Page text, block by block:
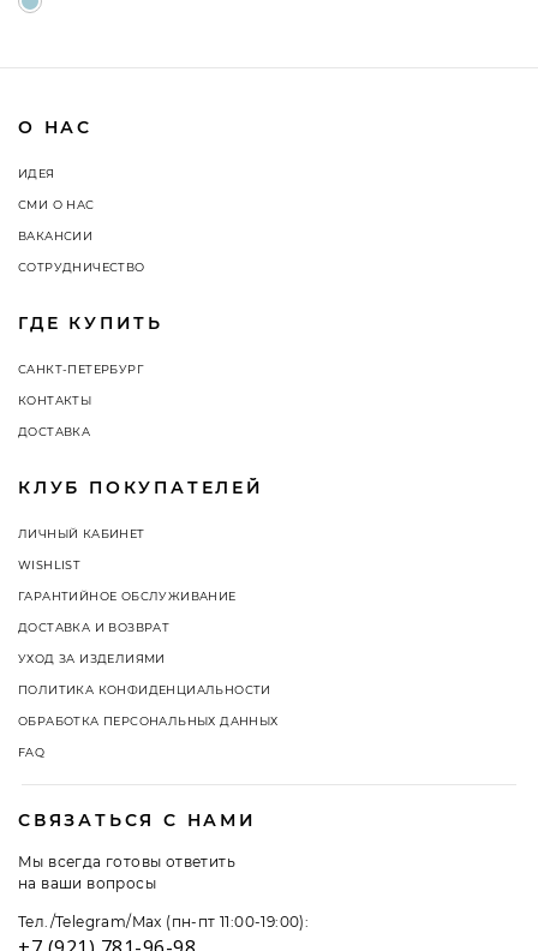
О НАС
ИДЕЯ
СМИ О НАС
ВАКАНСИИ
СОТРУДНИЧЕСТВО
ГДЕ КУПИТЬ
САНКТ-ПЕТЕРБУРГ
КОНТАКТЫ
ДОСТАВКА
КЛУБ ПОКУПАТЕЛЕЙ
ЛИЧНЫЙ КАБИНЕТ
WISHLIST
ГАРАНТИЙНОЕ ОБСЛУЖИВАНИЕ
ДОСТАВКА И ВОЗВРАТ
УХОД ЗА ИЗДЕЛИЯМИ
ПОЛИТИКА КОНФИДЕНЦИАЛЬНОСТИ
ОБРАБОТКА ПЕРСОНАЛЬНЫХ ДАННЫХ
FAQ
СВЯЗАТЬСЯ С НАМИ
Мы всегда готовы ответить
на ваши вопросы
Тел./Telegram/Max (пн-пт 11:00-19:00):